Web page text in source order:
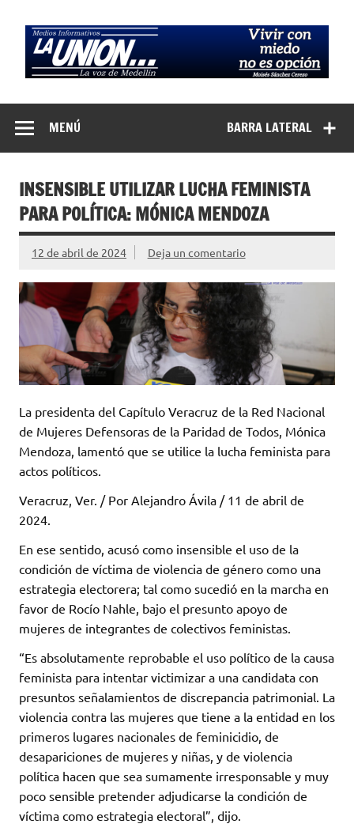
contenido
Medios
Informativos La
Unión…
BARRA LATERAL
MENÚ
INSENSIBLE UTILIZAR LUCHA FEMINISTA
PARA POLÍTICA: MÓNICA MENDOZA
12 de abril de 2024 Deja un comentario
La presidenta del Capítulo Veracruz de la Red Nacional
de Mujeres Defensoras de la Paridad de Todos, Mónica
Mendoza, lamentó que se utilice la lucha feminista para
actos políticos.
Veracruz, Ver. / Por Alejandro Ávila / 11 de abril de
2024.
En ese sentido, acusó como insensible el uso de la
condición de víctima de violencia de género como una
estrategia electorera; tal como sucedió en la marcha en
favor de Rocío Nahle, bajo el presunto apoyo de
mujeres de integrantes de colectivos feministas.
“Es absolutamente reprobable el uso político de la causa
feminista para intentar victimizar a una candidata con
presuntos señalamientos de discrepancia patrimonial. La
violencia contra las mujeres que tiene a la entidad en los
primeros lugares nacionales de feminicidio, de
desapariciones de mujeres y niñas, y de violencia
política hacen que sea sumamente irresponsable y muy
poco sensible pretender adjudicarse la condición de
víctima como estrategia electoral”, dijo.